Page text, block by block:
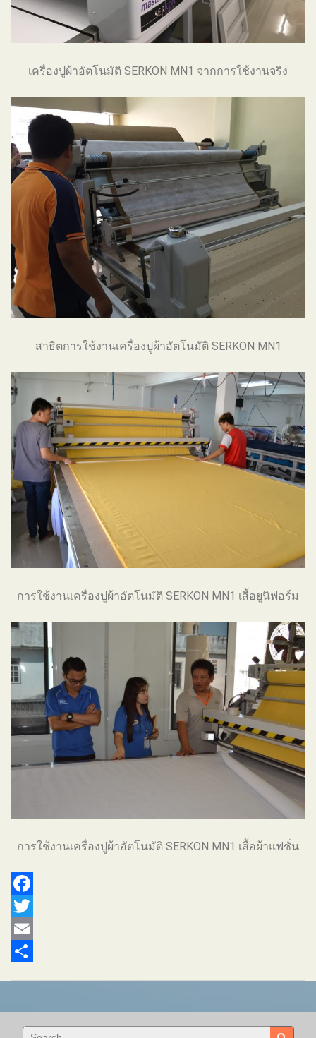
เครื่องปูผ้าอัตโนมัติ SERKON MN1 จากการใช้งานจริง
สาธิตการใช้งานเครื่องปูผ้าอัตโนมัติ SERKON MN1
การใช้งานเครื่องปูผ้าอัตโนมัติ SERKON MN1 เสื้อยูนิฟอร์ม
การใช้งานเครื่องปูผ้าอัตโนมัติ SERKON MN1 เสื้อผ้าแฟชั่น
Facebook
Twitter
Email
Search